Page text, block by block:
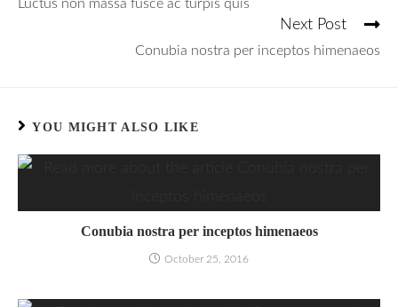
Luctus non massa fusce ac turpis quis
Next Post
Conubia nostra per inceptos himenaeos
YOU MIGHT ALSO LIKE
Conubia nostra per inceptos himenaeos
October 25, 2016